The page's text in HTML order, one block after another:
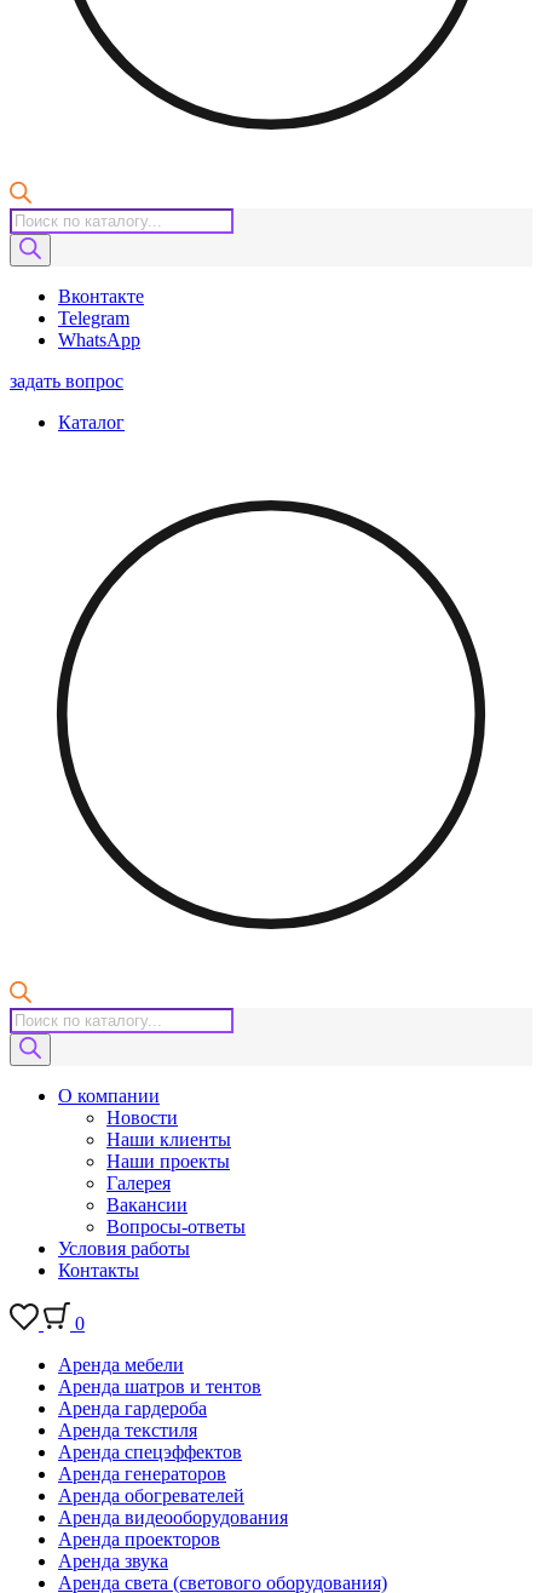
Поиск
товаров
Вконтакте
Telegram
WhatsApp
задать вопрос
Каталог
Поиск
товаров
О компании
Новости
Наши клиенты
Наши проекты
Галерея
Вакансии
Вопросы-ответы
Условия работы
Контакты
0
Аренда мебели
Аренда шатров и тентов
Аренда гардероба
Аренда текстиля
Аренда спецэффектов
Аренда генераторов
Аренда обогревателей
Аренда видеооборудования
Аренда проекторов
Аренда звука
Аренда света (светового оборудования)